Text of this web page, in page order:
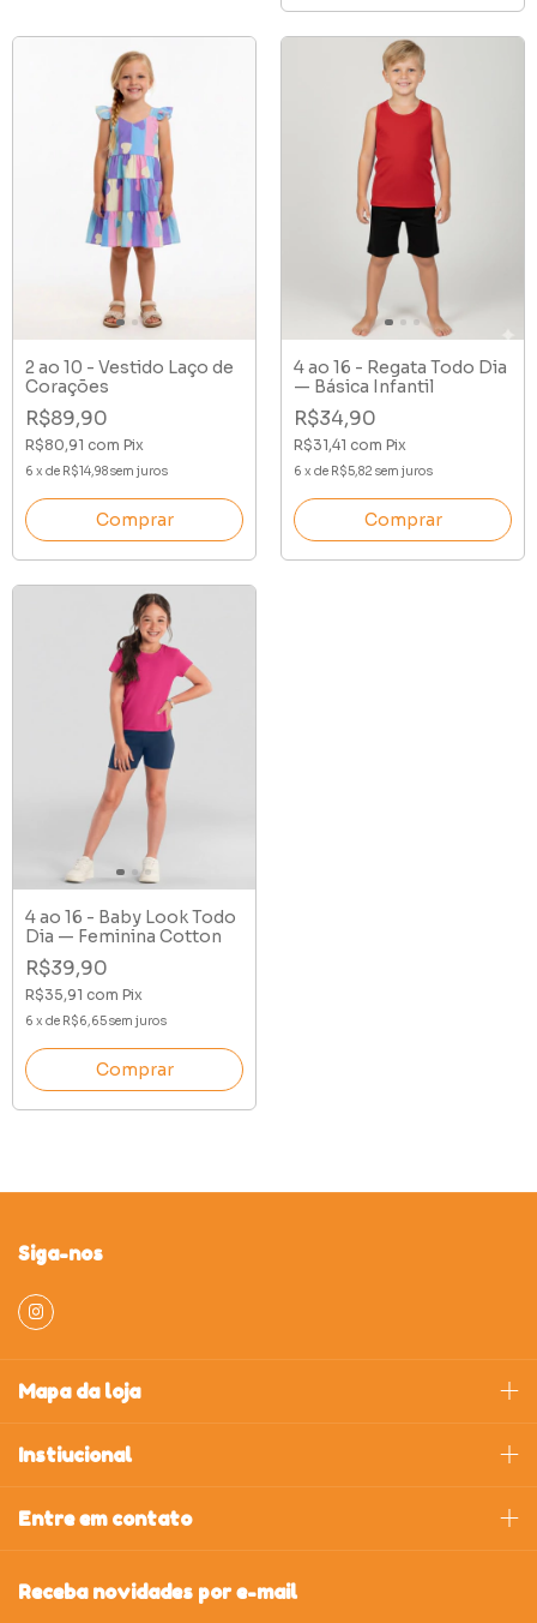
2 ao 10 - Vestido Laço de
Corações
R$89,90
R$80,91 com Pix
6 x de R$14,98sem juros
Comprar
4 ao 16 - Regata Todo Dia
— Básica Infantil
R$34,90
R$31,41 com Pix
6 x de R$5,82 sem juros
Comprar
4 ao 16 - Baby Look Todo
Dia — Feminina Cotton
R$39,90
R$35,91 com Pix
6 x de R$6,65sem juros
Comprar
Siga-nos
Mapa da loja
Instiucional
Entre em contato
Receba novidades por e-mail